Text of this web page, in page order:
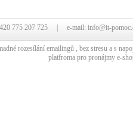
775 207 725 | e-mail: info@it-
rozesílání emailingů, bez stresu a s
platfroma pro pronájmy e-